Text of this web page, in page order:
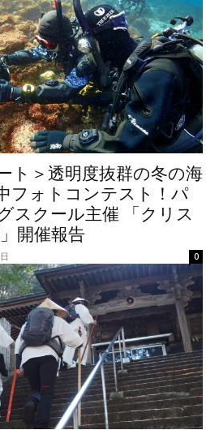
ト＞透明度抜群の冬の海
フォトコンテスト！パ
スクール主催 「クリス
開催報告
0